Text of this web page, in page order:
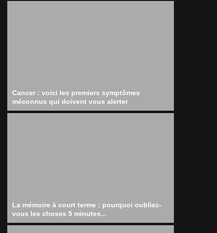
Cancer : voici les premiers symptômes
méconnus qui doivent vous alerter
La mémoire à court terme : pourquoi oubliez-
vous les choses 5 minutes...